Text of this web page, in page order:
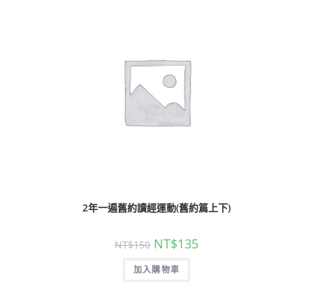
2年一遍舊約讀經運動(舊約篇上下)
NT$150 NT$135
加入購物車